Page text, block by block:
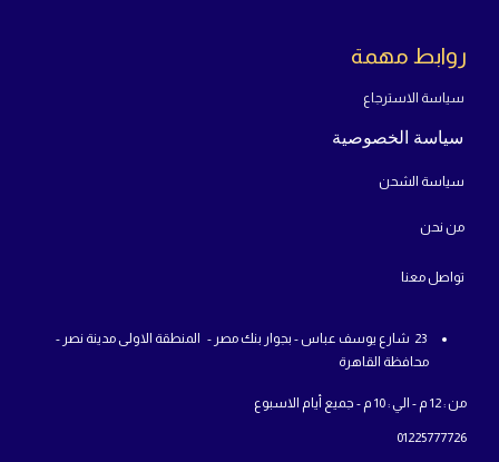
روابط مهمة
سياسة الاسترجاع
سياسة الخصوصية
سياسة الشحن
من نحن
تواصل معنا
23 شارع يوسف عباس - بجوار بنك مصر - المنطقة الاولى مدينة نصر -
محافظة القاهرة
من : 12 م - الي : 10 م - جميع أيام الاسبوع
01225777726